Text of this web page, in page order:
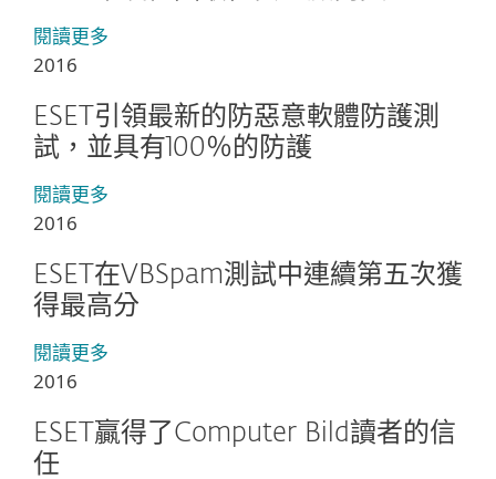
閱讀更多
2016
ESET引領最新的防惡意軟體防護測
試，並具有100％的防護
閱讀更多
2016
ESET在VBSpam測試中連續第五次獲
得最高分
閱讀更多
2016
ESET贏得了Computer Bild讀者的信
任